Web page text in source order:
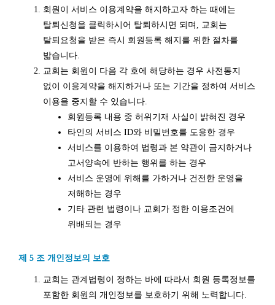
회원이 서비스 이용계약을 해지하고자 하는 때에는
탈퇴신청을 클릭하시어 탈퇴하시면 되며, 교회는
탈퇴요청을 받은 즉시 회원등록 해지를 위한 절차를
밟습니다.
교회는 회원이 다음 각 호에 해당하는 경우 사전통지
없이 이용계약을 해지하거나 또는 기간을 정하여 서비스
이용을 중지할 수 있습니다.
회원등록 내용 중 허위기재 사실이 밝혀진 경우
타인의 서비스 ID와 비밀번호를 도용한 경우
서비스를 이용하여 법령과 본 약관이 금지하거나
고서양속에 반하는 행위를 하는 경우
서비스 운영에 위해를 가하거나 건전한 운영을
저해하는 경우
기타 관련 법령이나 교회가 정한 이용조건에
위배되는 경우
제 5 조 개인정보의 보호
교회는 관계법령이 정하는 바에 따라서 회원 등록정보를
포함한 회원의 개인정보를 보호하기 위해 노력합니다.